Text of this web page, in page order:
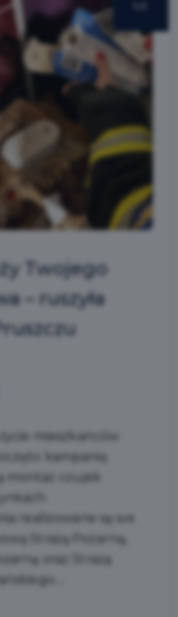
Twojego
– ruszyła
mieszkańców
kampanię
montaż czujek
realizowane są we
Strażą Pożarną,
oraz Strażą